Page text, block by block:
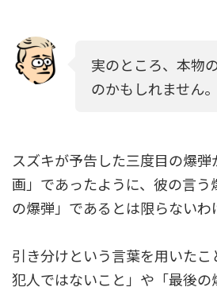
実のところ、本物
のかもしれません。
スズキが予告した三度目の爆
画」であったように、彼の言う
の爆弾」であるとは限らないわ
引き分けという言葉を用いた
犯人ではないこと」や「最後